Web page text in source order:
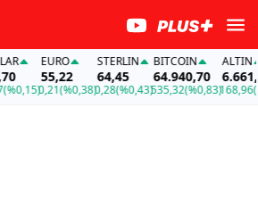
EURO
55,22
0,21(%0,38)
STERLIN
64,45
0,28(%0,43)
BITCOIN
64.940,70
535,32(%0,83)
ALTIN
6.661,54
168,96